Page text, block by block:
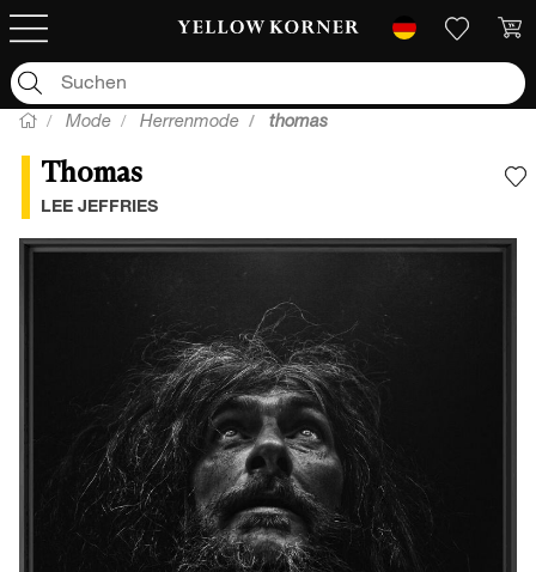
Mode Herrenmode thomas
Thomas
LEE JEFFRIES